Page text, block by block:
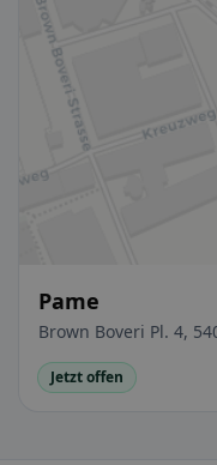
Pame
Brown Boveri Pl. 4,
Jetzt offen